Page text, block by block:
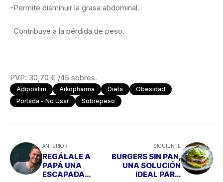
-Permite disminuir la grasa abdominal.
-Contribuye a la pérdida de peso.
PVP: 30,70 € /45 sobres.
Adiposlim Arkopharma Dieta
Obesidad
Portada - No Usar
Sobrepeso
ANTERIOR
REGÁLALE A
PAPÁ UNA
ESCAPADA
SIGUIENTE
BURGERS SIN PAN,
UNA SOLUCIÓN
IDEAL PARA